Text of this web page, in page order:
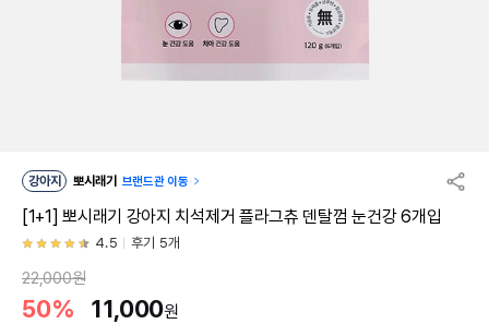
강아지 뽀시래기 브랜드관 이동
[1+1] 뽀시래기 강아지 치석제거 플라그츄 덴탈껌 눈건강 6개입
4.5 후기 5개
22,000원
50% 11,000원